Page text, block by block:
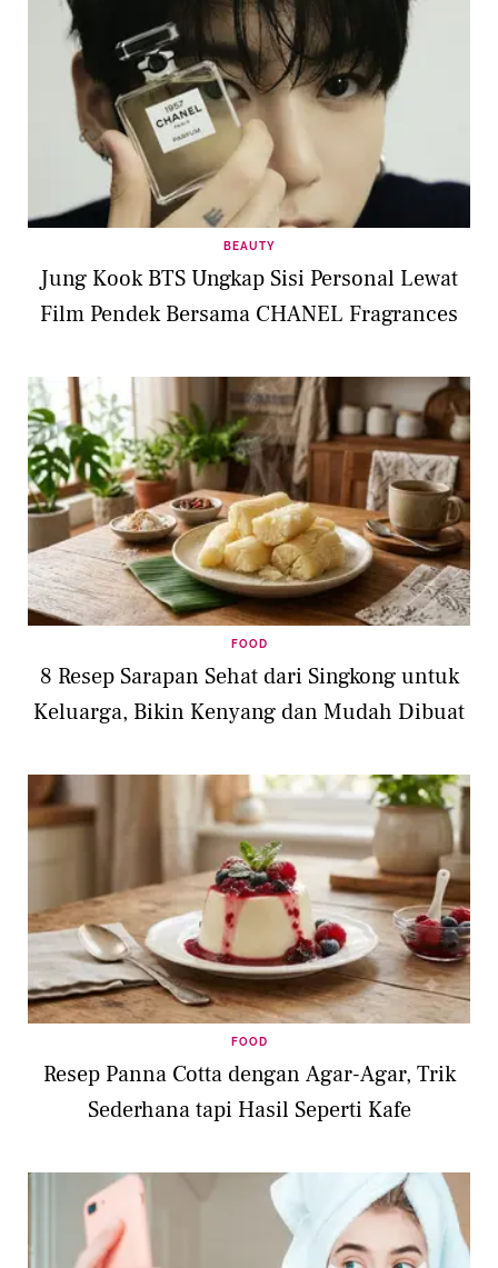
BEAUTY
Jung Kook BTS Ungkap Sisi Personal Lewat
Film Pendek Bersama CHANEL Fragrances
FOOD
8 Resep Sarapan Sehat dari Singkong untuk
Keluarga, Bikin Kenyang dan Mudah Dibuat
FOOD
Resep Panna Cotta dengan Agar-Agar, Trik
Sederhana tapi Hasil Seperti Kafe